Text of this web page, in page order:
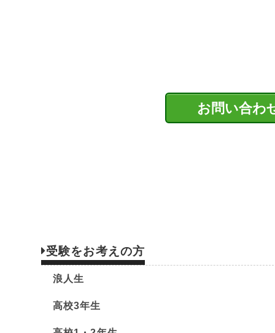
（２）構図が悪い場合は修正する
この２つは最初に確認しています。そしてそ
構図が悪い場合の修正というのは、描いた物
よっている部分があれば左にずらしたりしま
だ、大学に行ったことを、その後、この世界
す。カードは学歴が全てではありません。で
して、技術は日々進歩し最先端の技術、状況
う場所です。その前に小さく自分を決めてし
とはこれからの社会では生きていく上で有効
能力があれば食べていけないことはありません
浪人というイメージを受け入れられない人が
ても辛く大変です。ですが長い人生の中でほ
たにとっても同じことです。
難関校以外を志望する人にも一生懸命指導し
多摩美術大学、武蔵野美術大学でも、環境系
やすい大学です。実技試験の対策は今から十分
一般の世界と違って美術の世界は面白いです
お問い合わ
受験をお考えの方
浪人生
高校3年生